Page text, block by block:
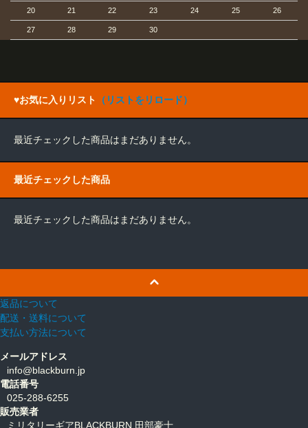
20 21 22 23 24 25 26
27 28 29 30
♥お気に入りリスト （リストをリロード）
最近チェックした商品はまだありません。
最近チェックした商品
最近チェックした商品はまだありません。
返品について
配送・送料について
支払い方法について
メールアドレス
info@blackburn.jp
電話番号
025-288-6255
販売業者
ミリタリーギアBLACKBURN 田部豪士